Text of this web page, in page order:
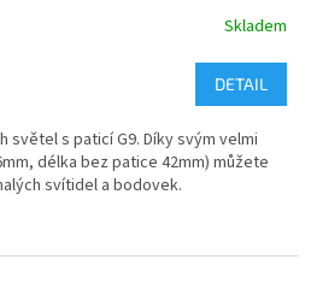
Skladem
DETAIL
světel s paticí G9. Díky svým velmi
délka bez patice 42mm) můžete
svítidel a bodovek.